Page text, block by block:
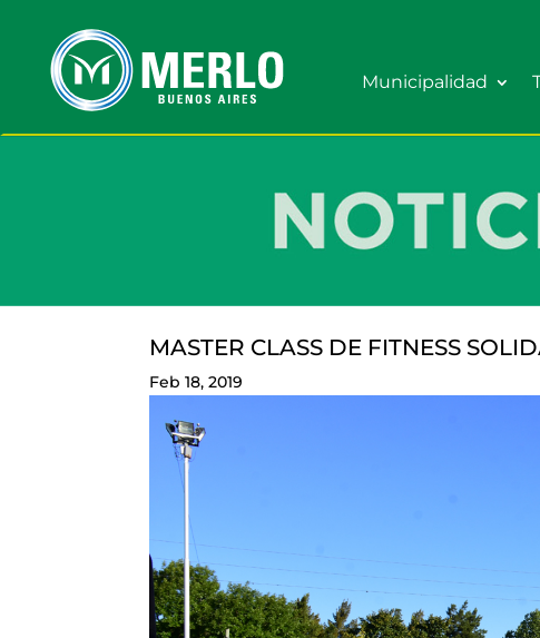
Municipalidad
MASTER CLASS DE FITNESS
Feb 18, 2019